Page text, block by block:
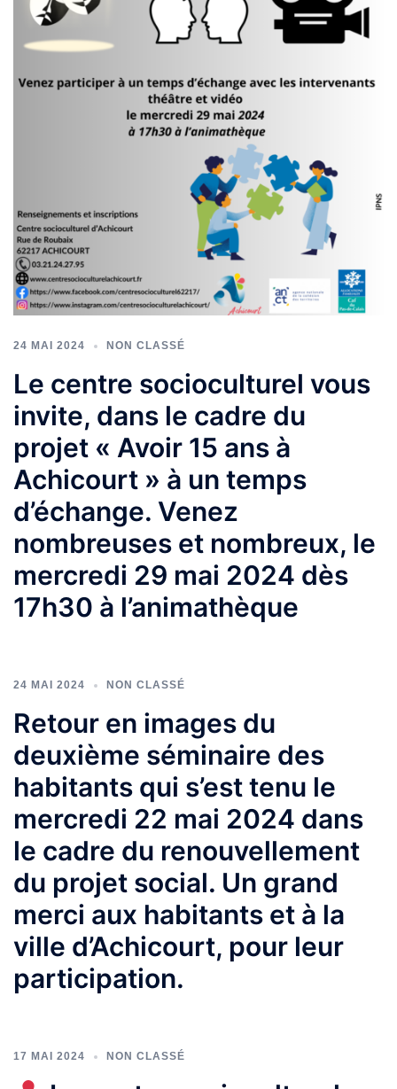
24 MAI 2024 NON CLASSÉ
Le centre socioculturel vous
invite, dans le cadre du
projet « Avoir 15 ans à
Achicourt » à un temps
d’échange. Venez
nombreuses et nombreux, le
mercredi 29 mai 2024 dès
17h30 à l’animathèque
24 MAI 2024 NON CLASSÉ
Retour en images du
deuxième séminaire des
habitants qui s’est tenu le
mercredi 22 mai 2024 dans
le cadre du renouvellement
du projet social. Un grand
merci aux habitants et à la
ville d’Achicourt, pour leur
participation.
17 MAI 2024 NON CLASSÉ